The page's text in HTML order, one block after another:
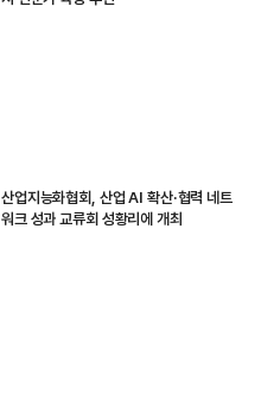
산업지능화협회, 산업 AI 확산·협력 네트
워크 성과 교류회 성황리에 개최